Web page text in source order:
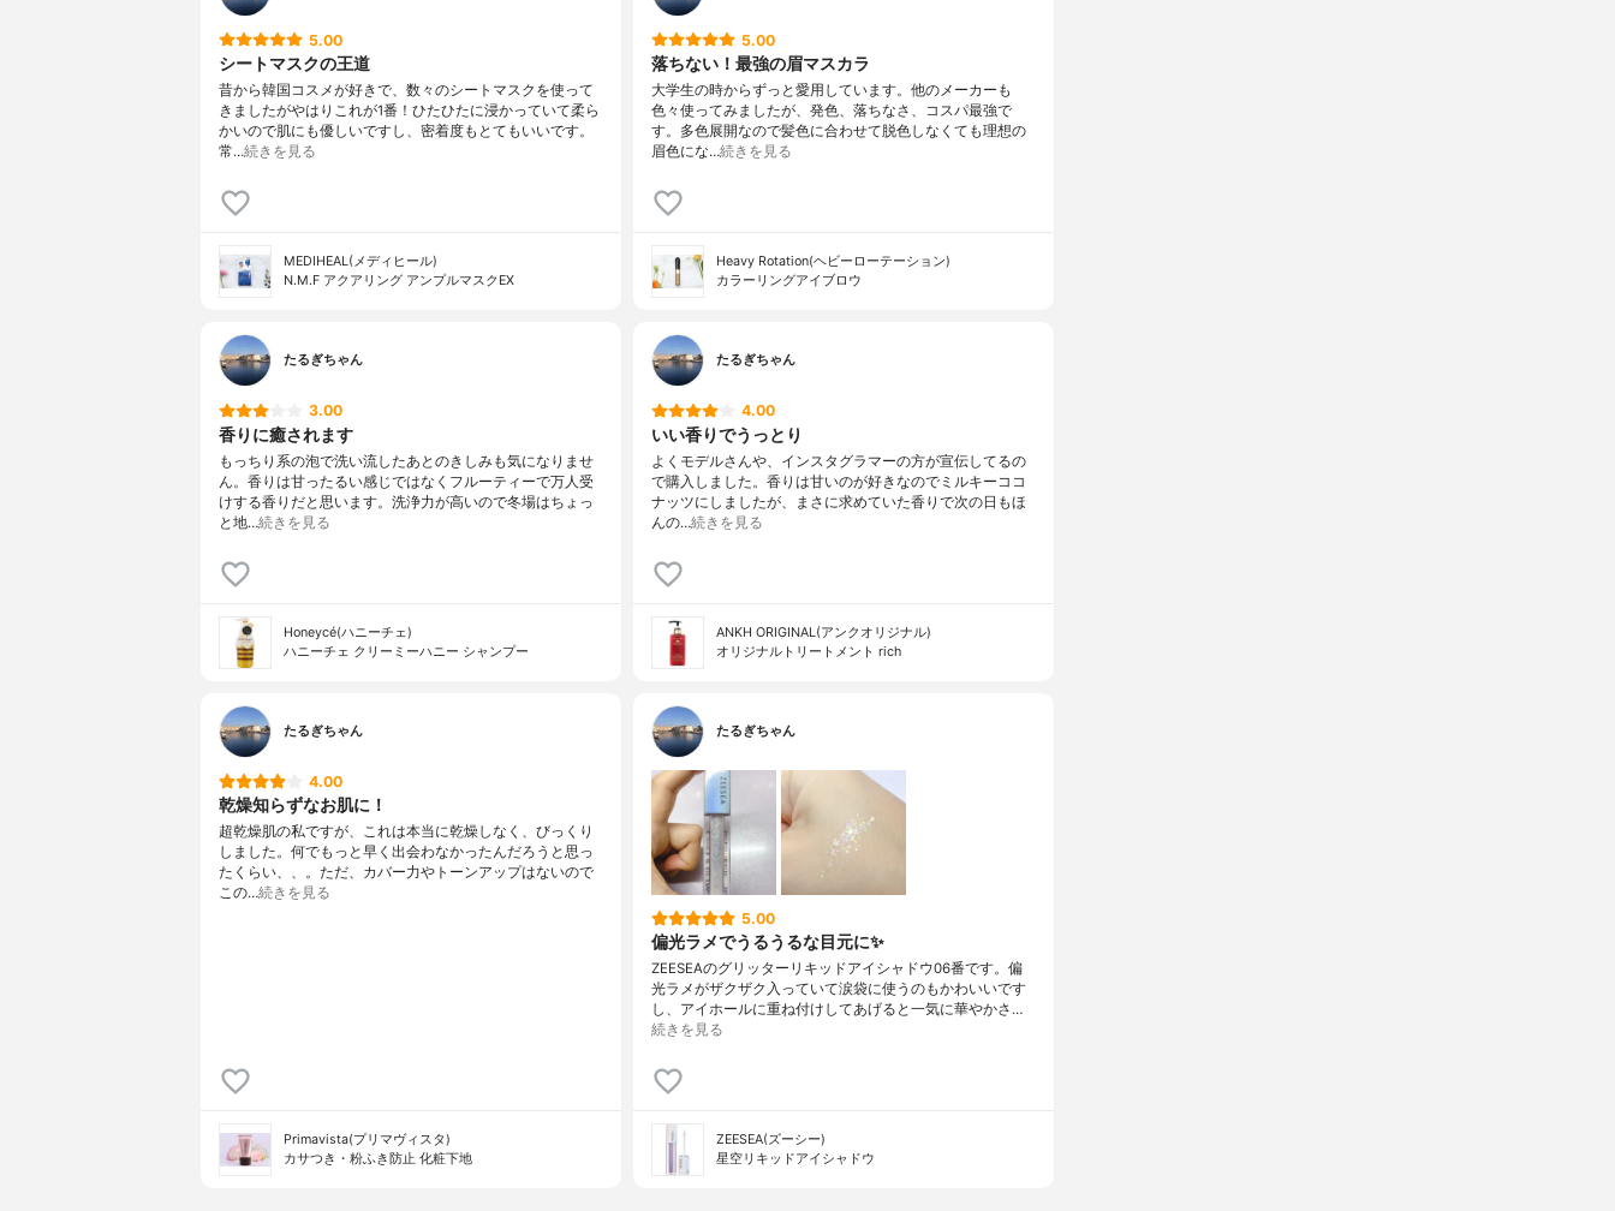
5.00
シートマスクの王道
昔から韓国コスメが好きで、数々のシートマスクを使って
きましたがやはりこれが1番！ひたひたに浸かっていて柔ら
かいので肌にも優しいですし、密着度もとてもいいです。
常…続きを見る
MEDIHEAL(メディヒール)
N.M.F アクアリング アンプルマスクEX
5.00
落ちない！最強の眉マスカラ
大学生の時からずっと愛用しています。他のメーカーも
色々使ってみましたが、発色、落ちなさ、コスパ最強で
す。多色展開なので髪色に合わせて脱色しなくても理想の
眉色にな…続きを見る
Heavy Rotation(ヘビーローテーション)
カラーリングアイブロウ
たるぎちゃん
3.00
香りに癒されます
もっちり系の泡で洗い流したあとのきしみも気になりませ
ん。香りは甘ったるい感じではなくフルーティーで万人受
けする香りだと思います。洗浄力が高いので冬場はちょっ
と地…続きを見る
Honeycé(ハニーチェ)
ハニーチェ クリーミーハニー シャンプー
たるぎちゃん
4.00
いい香りでうっとり
よくモデルさんや、インスタグラマーの方が宣伝してるの
で購入しました。香りは甘いのが好きなのでミルキーココ
ナッツにしましたが、まさに求めていた香りで次の日もほ
んの…続きを見る
ANKH ORIGINAL(アンクオリジナル)
オリジナルトリートメント rich
たるぎちゃん
4.00
乾燥知らずなお肌に！
超乾燥肌の私ですが、これは本当に乾燥しなく、びっくり
しました。何でもっと早く出会わなかったんだろうと思っ
たくらい、、。ただ、カバー力やトーンアップはないので
この…続きを見る
Primavista(プリマヴィスタ)
カサつき・粉ふき防止 化粧下地
たるぎちゃん
5.00
偏光ラメでうるうるな目元に✨
ZEESEAのグリッターリキッドアイシャドウ06番です。偏
光ラメがザクザク入っていて涙袋に使うのもかわいいです
し、アイホールに重ね付けしてあげると一気に華やかさ…
続きを見る
ZEESEA(ズーシー)
星空リキッドアイシャドウ